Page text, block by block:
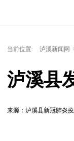
当前位置: 泸溪新闻网
泸溪县
来源：泸溪县新冠肺炎